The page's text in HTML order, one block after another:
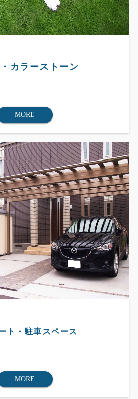
カラーストーン
MORE
ト・駐車スペース
MORE